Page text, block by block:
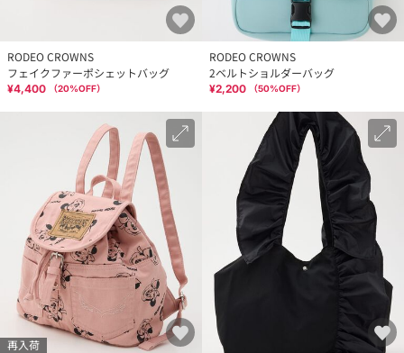
RODEO CROWNS
フェイクファーポシェットバッグ
¥4,400 （20%OFF）
RODEO CROWNS
2ベルトショルダーバッグ
¥2,200 （50%OFF）
再入荷